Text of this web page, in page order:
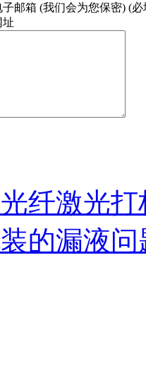
子邮箱 (我们会为您保密) (必
址
纤激光
的漏液问